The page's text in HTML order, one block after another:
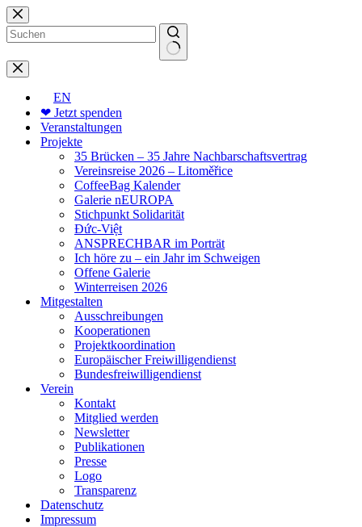
Zum
Inhalt
springen
Keine
Ergebnisse
EN
❤ Jetzt spenden
Veranstaltungen
Projekte
35 Brücken – 35 Jahre Nachbarschaftsvertrag
Vereinsreise 2026 – Litoměřice
CoffeeBag Kalender
Galerie nEUROPA
Stichpunkt Solidarität
Đức-Việt
ANSPRECHBAR im Porträt
Ich höre zu – ein Jahr im Schweigen
Offene Galerie
Winterreisen 2026
Mitgestalten
Ausschreibungen
Kooperationen
Projektkoordination
Europäischer Freiwilligendienst
Bundesfreiwilligendienst
Verein
Kontakt
Mitglied werden
Newsletter
Publikationen
Presse
Logo
Transparenz
Datenschutz
Impressum